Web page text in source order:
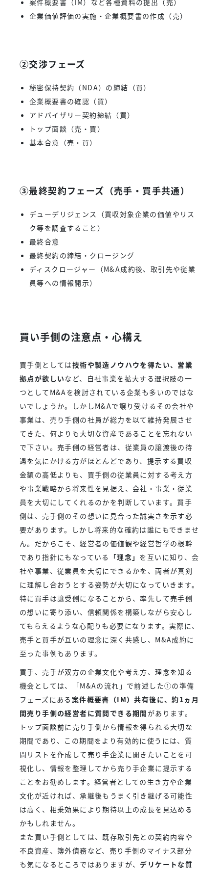
企業価値評価の実施・企業概要書の作成（売）
②交渉フェーズ
秘密保持契約（NDA）の締結（買）
企業概要書の確認（買）
アドバイザリー契約締結（買）
トップ面談（売・買）
基本合意（売・買）
③最終契約フェーズ（売手・買手共通）
デューデリジェンス（買収対象企業の価値やリス
ク等を調査すること）
最終合意
最終契約の締結・クロージング
ディスクロージャー（M&A成約後、取引先や従業
員等への情報開示）
買い手側の注意点・心構え
買手側としては技術や製造ノウハウを得たい、営業
拠点が欲しいなど、自社事業を拡大する選択肢の一
つとしてM&Aを検討されている企業も多いのではな
いでしょうか。しかしM&Aで譲り受けるその会社や
事業は、売り手側の社員が総力を以て維持発展させ
てきた、何よりも大切な資産であることを忘れない
で下さい。売手側の経営者は、従業員の譲渡後の待
遇を気にかける方がほとんどであり、提示する買収
金額の高低よりも、買手側の従業員に対する考え方
や事業戦略から将来性を見据え、会社・事業・従業
員を大切にしてくれるのかを判断しています。買手
側は、売手側のその想いに見合った誠実さを示す必
要があります。しかし将来的な確約は誰にもできませ
ん。だからこそ、経営者の価値観や経営哲学の根幹
であり指針にもなっている
「理念」 を互いに知り、会
社や事業、従業員を大切にできるかを、両者が真剣
に理解し合おうとする姿勢が大切になっていきます。
特に買手は譲受側になることから、率先して売手側
の想いに寄り添い、信頼関係を構築しながら安心し
てもらえるような心配りも必要になります。実際に、
売手と買手が互いの理念に深く共感し、M&A成約に
至った事例もあります。
買手、売手が双方の企業文化や考え方、理念を知る
機会としては、「M&Aの流れ」で前述した①の準備
フェーズにある 案件概要書（IM）共有後に、約1ヵ月
間売り手側の経営者に質問できる期間 があります。
トップ面談前に売り手側から情報を得られる大切な
期間であり、この期間をより有効的に使うには、質
問リストを作成して売り手企業に聞きたいことを可
視化し、情報を整理してから売り手企業に提示する
ことをお勧めします。経営者としての生き方や企業
文化が近ければ、承継後もうまく引き継げる可能性
は高く、相乗効果により期待以上の成長を見込める
かもしれません。
また買い手側としては、既存取引先との契約内容や
不良資産、簿外債務など、売り手側のマイナス部分
も気になるところではありますが、 デリケートな質